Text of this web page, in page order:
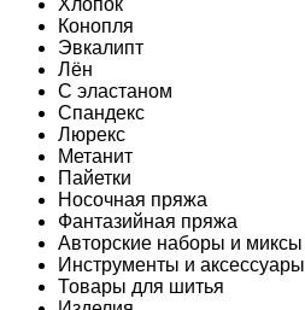
Хлопок
Конопля
Эвкалипт
Лён
C эластаном
Спандекс
Люрекс
Метанит
Пайетки
Носочная пряжа
Фантазийная пряжа
Авторские наборы и миксы
Инструменты и аксессуары
Товары для шитья